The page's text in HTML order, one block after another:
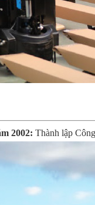
2002: Thành lập